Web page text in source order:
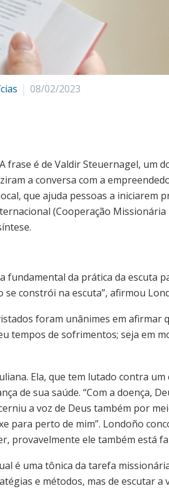
08/02/2023
frase é de Valdir Steuernagel, um
a conversa com a
que ajuda pessoas a
(Cooperação
fundamental da prática da escuta
se constrói na escuta”, afirmou
foram unânimes em
de sofrimentos; seja em
Ela, que tem lutado contra
de sua saúde. “Com a doença,
a voz de Deus também por
para perto de mim”. Londoño
provavelmente ele também está
é uma tônica da tarefa
e métodos, mas de escutar a